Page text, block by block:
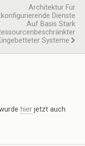
Architektur Für
Dienste
Auf Basis Stark
Systeme
hier jetzt auch